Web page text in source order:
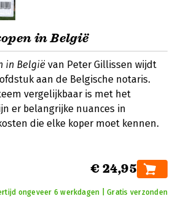
in België
in België van Peter Gillissen wijdt
aan de Belgische notaris.
vergelijkbaar is met het
er belangrijke nuances in
die elke koper moet kennen.
€ 24,95
ongeveer 6 werkdagen | Gratis verzonden